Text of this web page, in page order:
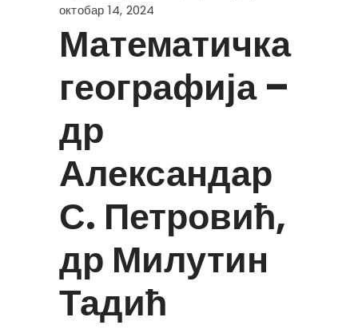
октобар 14, 2024
Математичка
географија –
др
Александар
С. Петровић,
др Милутин
Тадић